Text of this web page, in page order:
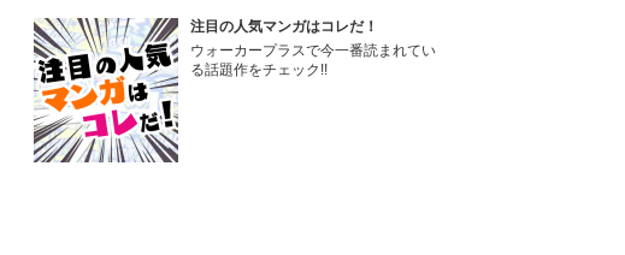
注目の人気マンガはコレだ！
ウォーカープラスで今一番読まれてい
る話題作をチェック!!